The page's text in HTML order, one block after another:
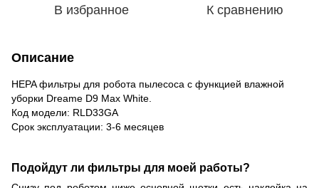
В избранное К сравнению
Описание
HEPA фильтры для робота пылесоса с функцией влажной
уборки Dreame D9 Max White.
Код модели: RLD33GA
Срок эксплуатации: 3-6 месяцев
Подойдут ли фильтры для моей работы?